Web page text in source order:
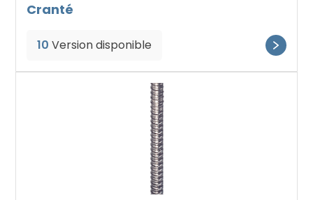
Cranté
10 Version disponible